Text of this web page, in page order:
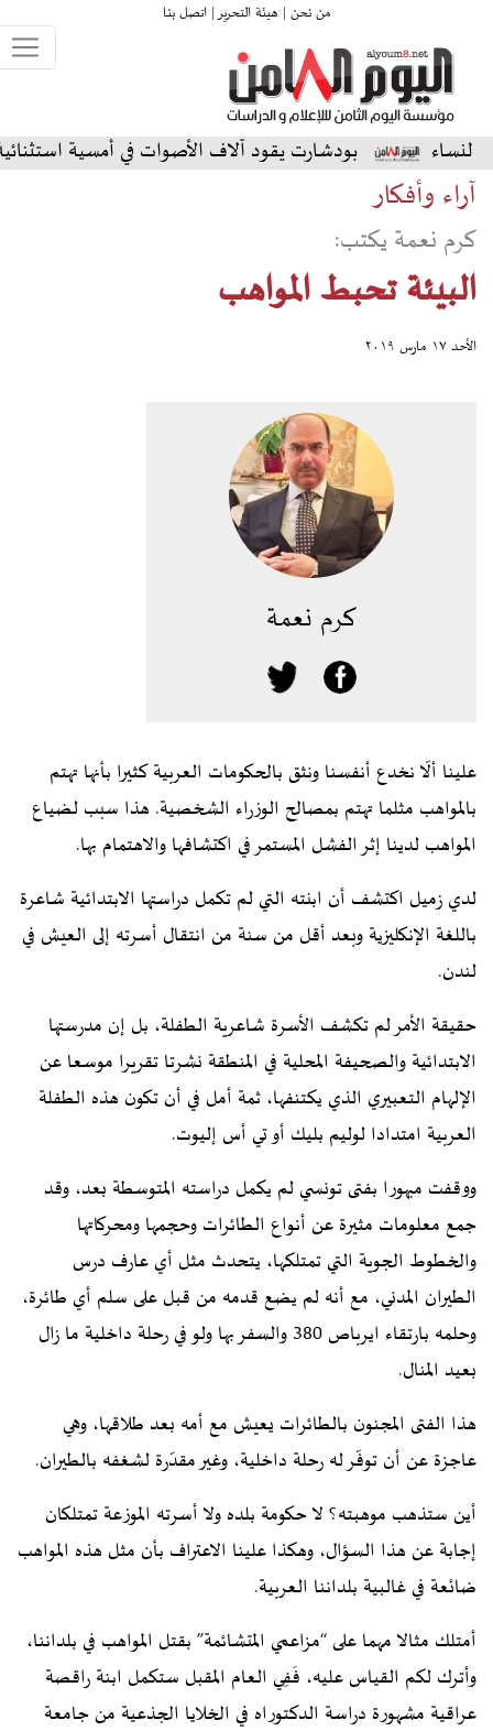
من نحن | هيئة التحرير |اتصل بنا
بودشارت يقود آلاف الأصوات في أمسية استثنائية على المسرح
آراء وأفكار
كرم نعمة يكتب:
البيئة تحبط المواهب
الأحد ١٧ مارس ٢٠١٩
كرم نعمة
علينا ألّا نخدع أنفسنا ونثق بالحكومات العربية كثيرا بأنها تهتم
بالمواهب مثلما تهتم بمصالح الوزراء الشخصية. هذا سبب لضياع
المواهب لدينا إثر الفشل المستمر في اكتشافها والاهتمام بها.
لدي زميل اكتشف أن ابنته التي لم تكمل دراستها الابتدائية شاعرة
باللغة الإنكليزية وبعد أقل من سنة من انتقال أسرته إلى العيش في
لندن.
حقيقة الأمر لم تكشف الأسرة شاعرية الطفلة، بل إن مدرستها
الابتدائية والصحيفة المحلية في المنطقة نشرتا تقريرا موسعا عن
الإلهام التعبيري الذي يكتنفها، ثمة أمل في أن تكون هذه الطفلة
العربية امتدادا لوليم بليك أو تي أس إليوت.
ووقفت مبهورا بفتى تونسي لم يكمل دراسته المتوسطة بعد، وقد
جمع معلومات مثيرة عن أنواع الطائرات وحجمها ومحركاتها
والخطوط الجوية التي تمتلكها، يتحدث مثل أي عارف درس
الطيران المدني، مع أنه لم يضع قدمه من قبل على سلم أي طائرة،
وحلمه بارتقاء ايرباص 380 والسفر بها ولو في رحلة داخلية ما زال
بعيد المنال.
هذا الفتى المجنون بالطائرات يعيش مع أمه بعد طلاقها، وهي
عاجزة عن أن توفّر له رحلة داخلية، وغير مقدّرة لشغفه بالطيران.
أين ستذهب موهبته؟ لا حكومة بلده ولا أسرته الموزعة تمتلكان
إجابة عن هذا السؤال، وهكذا علينا الاعتراف بأن مثل هذه المواهب
ضائعة في غالبية بلداننا العربية.
أمتلك مثالا مهما على “مزاعمي المتشائمة” بقتل المواهب في بلداننا،
وأترك لكم القياس عليه، فَفِي العام المقبل ستكمل ابنة راقصة
عراقية مشهورة دراسة الدكتوراه في الخلايا الجذعية من جامعة